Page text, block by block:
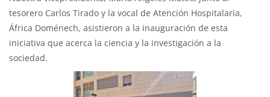
tesorero Carlos Tirado y la vocal de Atención Hospitalaria,
África Doménech, asistieron a la inauguración de esta
iniciativa que acerca la ciencia y la investigación a la
sociedad.